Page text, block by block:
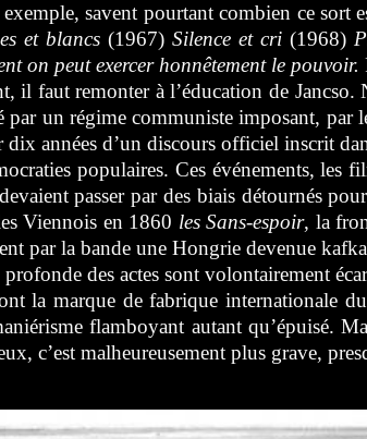
savent pourtant combien ce sort
et blancs (1967)Silence et cri (1968)
on peut exercer honnêtement le pouvoir.
il faut remonter à l’éducation de
par un régime communiste imposant, par
dix années d’un discours officiel inscrit
populaires. Ces événements, les
passer par des biais détournés
Viennois en 1860 les Sans-espoir, la
par la bande une Hongrie devenue
des actes sont volontairement
la marque de fabrique internationale
flamboyant autant qu’épuisé.
c’est malheureusement plus grave,